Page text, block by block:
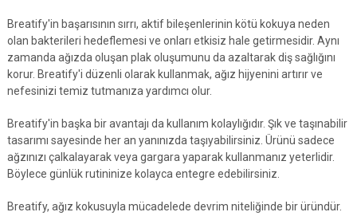
Breatify'in başarısının sırrı, aktif bileşenlerinin kötü kokuya neden
olan bakterileri hedeflemesi ve onları etkisiz hale getirmesidir. Aynı
zamanda ağızda oluşan plak oluşumunu da azaltarak diş sağlığını
korur. Breatify'i düzenli olarak kullanmak, ağız hijyenini artırır ve
nefesinizi temiz tutmanıza yardımcı olur.
Breatify'in başka bir avantajı da kullanım kolaylığıdır. Şık ve taşınabilir
tasarımı sayesinde her an yanınızda taşıyabilirsiniz. Ürünü sadece
ağzınızı çalkalayarak veya gargara yaparak kullanmanız yeterlidir.
Böylece günlük rutininize kolayca entegre edebilirsiniz.
Breatify, ağız kokusuyla mücadelede devrim niteliğinde bir üründür.